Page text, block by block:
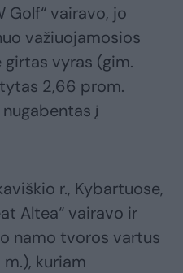
Golf“ vairavo, jo
važiuojamosios
vyras (gim.
2,66 prom.
į
r., Kybartuose,
Altea“ vairavo ir
namo tvoros vartus
kuriam